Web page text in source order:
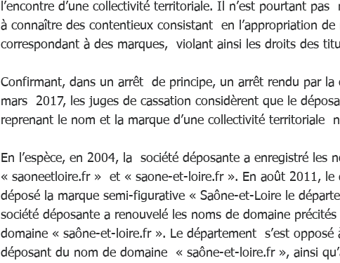
l’encontre d’une collectivité territoriale. Il n’est pourtant
à connaître des contentieux consistant  en l’appropriation
correspondant à des marques,  violant ainsi les droits
Confirmant, dans un arrêt  de principe, un arrêt rendu par la
mars  2017, les juges de cassation considèrent que le
reprenant le nom et la marque d’une collectivité territoriale
En l’espèce, en 2004, la  société déposante a enregistré les
« saoneetloire.fr »  et « saone-et-loire.fr ». En août 2011,
déposé la marque semi-figurative « Saône-et-Loire le
société déposante a renouvelé les noms de domaine
domaine « saône-et-loire.fr ». Le département  s’est
déposant du nom de domaine  « saône-et-loire.fr », ainsi